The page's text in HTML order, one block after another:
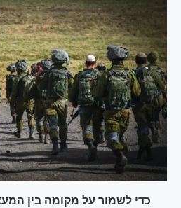
כדי לשמור על מקומה בין